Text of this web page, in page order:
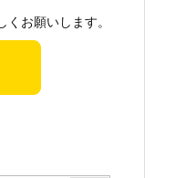
お願いします。